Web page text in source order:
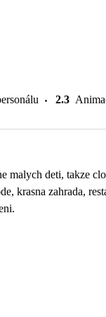
2.3
malych deti, takze
krasna zahrada,